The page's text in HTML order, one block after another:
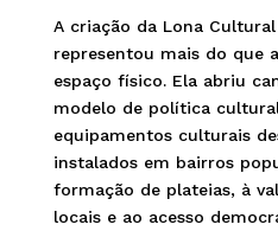
A criação da Lona
representou mais do que
espaço físico. Ela abriu
modelo de política
equipamentos culturais
instalados em bairros
formação de plateias, à
locais e ao acesso